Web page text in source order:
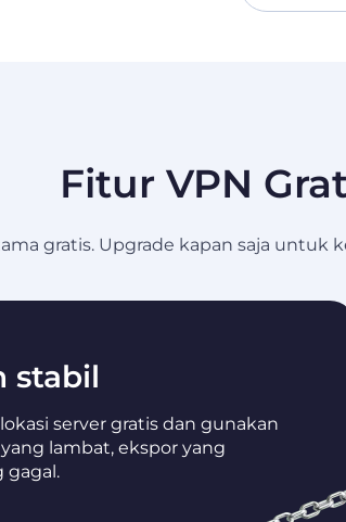
Fitur VPN
gratis. Upgrade kapan saja untuk
stabil
server gratis dan gunakan
lambat, ekspor yang
gagal.